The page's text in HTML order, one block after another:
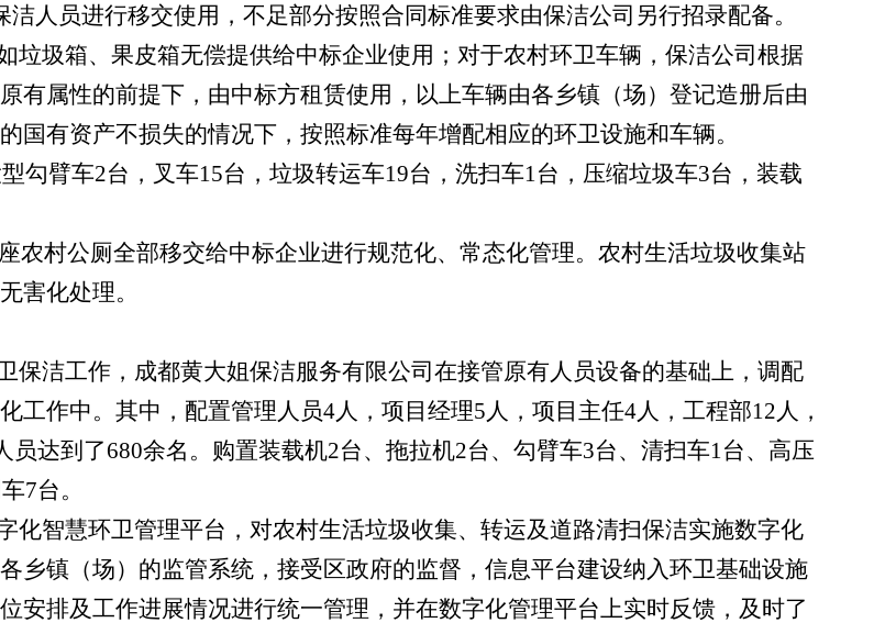
洁人员进行移交使用，不足部分按照合同标准要求由保洁公司另行招录配备。
垃圾箱、果皮箱无偿提供给中标企业使用；对于农村环卫车辆，保洁公司根据
有属性的前提下，由中标方租赁使用，以上车辆由各乡镇（场）登记造册后由
国有资产不损失的情况下，按照标准每年增配相应的环卫设施和车辆。
勾臂车2台，叉车15台，垃圾转运车19台，洗扫车1台，压缩垃圾车3台，装载
座农村公厕全部移交给中标企业进行规范化、常态化管理。农村生活垃圾收集站
害化处理。
保洁工作，成都黄大姐保洁服务有限公司在接管原有人员设备的基础上，调配
工作中。其中，配置管理人员4人，项目经理5人，项目主任4人，工程部12人，
员达到了680余名。购置装载机2台、拖拉机2台、勾臂车3台、清扫车1台、高压
7台。
化智慧环卫管理平台，对农村生活垃圾收集、转运及道路清扫保洁实施数字化
乡镇（场）的监管系统，接受区政府的监督，信息平台建设纳入环卫基础设施
安排及工作进展情况进行统一管理，并在数字化管理平台上实时反馈，及时了